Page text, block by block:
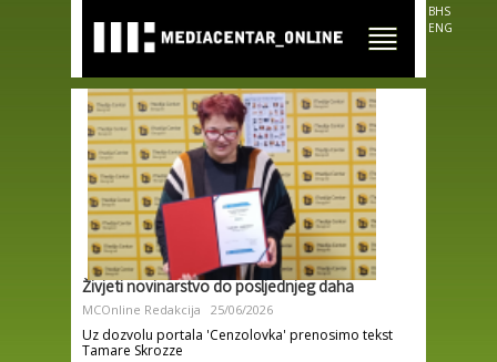
main
content
BHS
ENG
Živjeti novinarstvo do posljednjeg daha
MCOnline Redakcija 25/06/2026
Uz dozvolu portala 'Cenzolovka' prenosimo tekst
Tamare Skrozze